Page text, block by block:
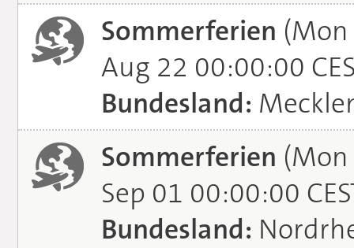
Sommerferien (Mon
Aug 22 00:00:00
Bundesland:
Sommerferien (Mon
Sep 01 00:00:00
Bundesland: